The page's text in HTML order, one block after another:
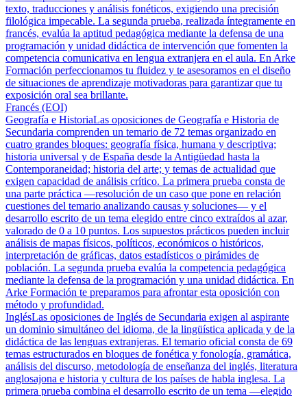
texto, traducciones y análisis fonéticos, exigiendo una precisión
filológica impecable. La segunda prueba, realizada íntegramente en
francés, evalúa la aptitud pedagógica mediante la defensa de una
programación y unidad didáctica de intervención que fomenten la
competencia comunicativa en lengua extranjera en el aula. En Arke
Formación perfeccionamos tu fluidez y te asesoramos en el diseño
de situaciones de aprendizaje motivadoras para garantizar que tu
exposición oral sea brillante.
Francés (EOI)
Geografía e HistoriaLas oposiciones de Geografía e Historia de
Secundaria comprenden un temario de 72 temas organizado en
cuatro grandes bloques: geografía física, humana y descriptiva;
historia universal y de España desde la Antigüedad hasta la
Contemporaneidad; historia del arte; y temas de actualidad que
exigen capacidad de análisis crítico. La primera prueba consta de
una parte práctica —resolución de un caso que pone en relación
cuestiones del temario analizando causas y soluciones— y el
desarrollo escrito de un tema elegido entre cinco extraídos al azar,
valorado de 0 a 10 puntos. Los supuestos prácticos pueden incluir
análisis de mapas físicos, políticos, económicos o históricos,
interpretación de gráficas, datos estadísticos o pirámides de
población. La segunda prueba evalúa la competencia pedagógica
mediante la defensa de la programación y una unidad didáctica. En
Arke Formación te preparamos para afrontar esta oposición con
método y profundidad.
InglésLas oposiciones de Inglés de Secundaria exigen al aspirante
un dominio simultáneo del idioma, de la lingüística aplicada y de la
didáctica de las lenguas extranjeras. El temario oficial consta de 69
temas estructurados en bloques de fonética y fonología, gramática,
análisis del discurso, metodología de enseñanza del inglés, literatura
anglosajona e historia y cultura de los países de habla inglesa. La
primera prueba combina el desarrollo escrito de un tema —elegido